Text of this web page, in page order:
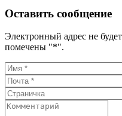
Оставить сообщение
Электронный адрес не
помечены "*".